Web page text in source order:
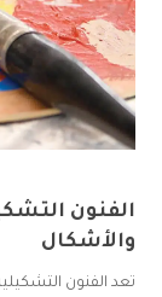
الفنون
والأشكال
تعد الفنون